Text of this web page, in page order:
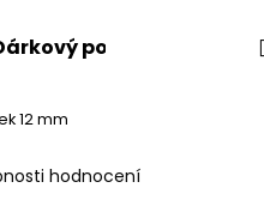
poukaz Jak
12 mm
hodnocení